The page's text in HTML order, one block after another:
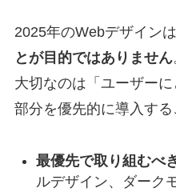
2025年のWebデザインは
とが目的ではありません
大切なのは「ユーザー
部分を優先的に導入する
最優先で取り組むべ
ルデザイン、ダーク